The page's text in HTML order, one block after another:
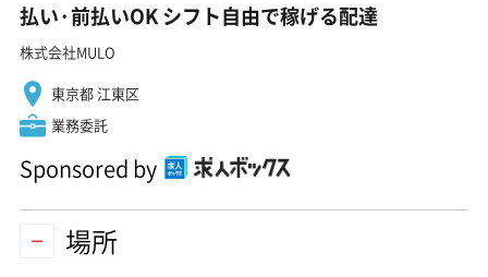
払い·前払いOK シフト自由で稼げる配達
株式会社MULO
東京都 江東区
業務委託
Sponsored by
場所